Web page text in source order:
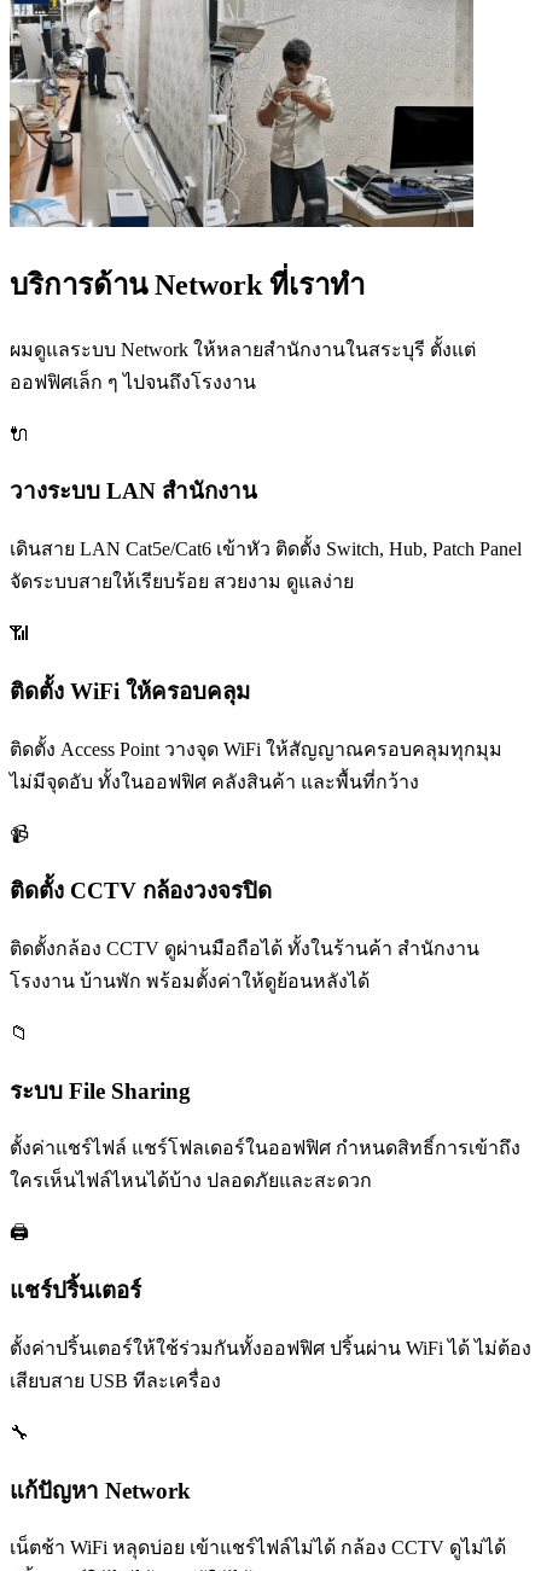
บริการด้าน Network ที่เราทำ
ผมดูแลระบบ Network ให้หลายสำนักงานในสระบุรี ตั้งแต่
ออฟฟิศเล็ก ๆ ไปจนถึงโรงงาน
🔌
วางระบบ LAN สำนักงาน
เดินสาย LAN Cat5e/Cat6 เข้าหัว ติดตั้ง Switch, Hub, Patch Panel
จัดระบบสายให้เรียบร้อย สวยงาม ดูแลง่าย
📶
ติดตั้ง WiFi ให้ครอบคลุม
ติดตั้ง Access Point วางจุด WiFi ให้สัญญาณครอบคลุมทุกมุม
ไม่มีจุดอับ ทั้งในออฟฟิศ คลังสินค้า และพื้นที่กว้าง
📹
ติดตั้ง CCTV กล้องวงจรปิด
ติดตั้งกล้อง CCTV ดูผ่านมือถือได้ ทั้งในร้านค้า สำนักงาน
โรงงาน บ้านพัก พร้อมตั้งค่าให้ดูย้อนหลังได้
📁
ระบบ File Sharing
ตั้งค่าแชร์ไฟล์ แชร์โฟลเดอร์ในออฟฟิศ กำหนดสิทธิ์การเข้าถึง
ใครเห็นไฟล์ไหนได้บ้าง ปลอดภัยและสะดวก
🖨️
แชร์ปริ้นเตอร์
ตั้งค่าปริ้นเตอร์ให้ใช้ร่วมกันทั้งออฟฟิศ ปริ้นผ่าน WiFi ได้ ไม่ต้อง
เสียบสาย USB ทีละเครื่อง
🔧
แก้ปัญหา Network
เน็ตช้า WiFi หลุดบ่อย เข้าแชร์ไฟล์ไม่ได้ กล้อง CCTV ดูไม่ได้